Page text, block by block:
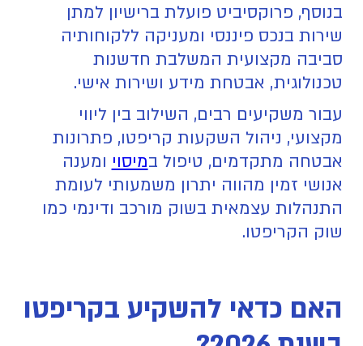
בנוסף, פרוקסיביט פועלת ברישיון למתן
שירות בנכס פיננסי ומעניקה ללקוחותיה
סביבה מקצועית המשלבת חדשנות
טכנולוגית, אבטחת מידע ושירות אישי.
עבור משקיעים רבים, השילוב בין ליווי
מקצועי, ניהול השקעות קריפטו, פתרונות
אבטחה מתקדמים, טיפול במיסוי ומענה
אנושי זמין מהווה יתרון משמעותי לעומת
התנהלות עצמאית בשוק מורכב ודינמי כמו
שוק הקריפטו.
האם כדאי להשקיע בקריפטו